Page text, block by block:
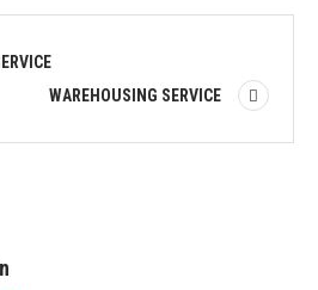
WAREHOUSING SERVICE